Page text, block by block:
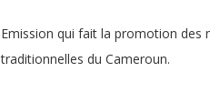
Emission qui fait la promotion des
traditionnelles du Cameroun.